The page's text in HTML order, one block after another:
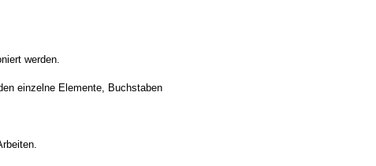
werden.
einzelne Elemente, Buchstaben